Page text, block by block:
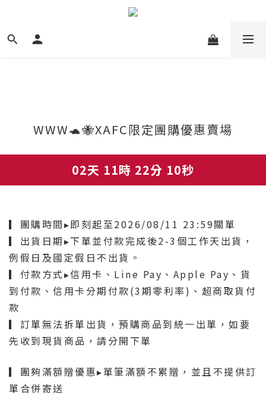
WWW🐢🐝XAFC限定團購優惠賣場
02天 11時 22分 10秒
▎團購時間▸即刻起至2026/08/11 23:59關單
▎出貨日期▸下單並付款完成後2-3個工作天出貨，
例假日及國定假日不出貨。
▎付款方式▸信用卡、Line Pay、Apple Pay、貨
到付款、信用卡分期付款(3期零利率)、超商取貨付
款
▎訂單無法拆單出貨，預購商品到統一出單，如要
先收到現貨商品，請分開下單
▎團夠滿額贈優惠▸單筆滿額不累贈，並且不提供訂
單合併寄送